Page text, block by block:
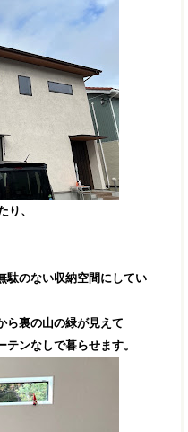
り、
駄のない収納空間にしてい
ら裏の山の緑が見えて
ンなしで暮らせます。